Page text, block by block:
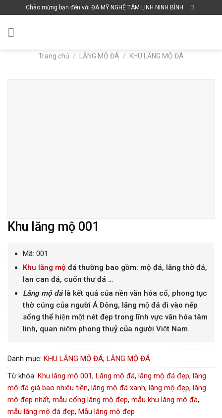
to
content
Chào mừng bạn đến với ĐÁ MỸ NGHỆ TÂM LINH NINH BÌNH
Trang chủ / LĂNG MỘ ĐÁ / KHU LĂNG MỘ ĐÁ
Khu lăng mộ 001
Mã: 001
Khu lăng mộ đá thường bao gồm: mộ đá, lăng thờ đá,
lan can đá, cuốn thư đá …
Lăng mộ đálà kết quả của nền văn hóa cổ, phong tục
thờ cúng của người Á Đông, lăng mộ đá đi vào nếp
sống thể hiện một nét đẹp trong lĩnh vực văn hóa tâm
linh, quan niệm phong thuỷ của người Việt Nam.
Danh mục: KHU LĂNG MỘ ĐÁ, LĂNG MỘ ĐÁ
Từ khóa: Khu lăng mộ 001, Lăng mộ đá, lăng mộ đá đẹp, lăng
mộ đá giá bao nhiêu tiền, lăng mộ đá xanh, lăng mộ đẹp, lăng
mộ đẹp nhất, mẫu cổng lăng mộ đẹp, mẫu khu lăng mộ đá,
mẫu lăng mộ đá đẹp, Mẫu lăng mộ đẹp